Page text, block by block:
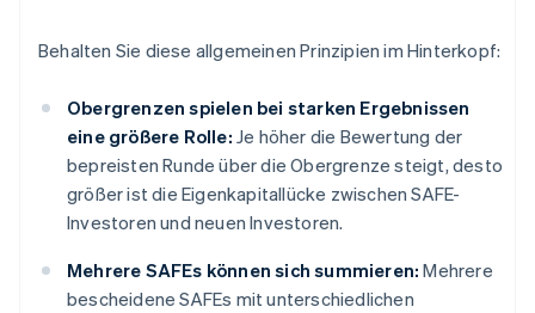
Behalten Sie diese allgemeinen Prinzipien im Hinterkopf:
Obergrenzen spielen bei starken Ergebnissen
eine größere Rolle: Je höher die Bewertung der
bepreisten Runde über die Obergrenze steigt, desto
größer ist die Eigenkapitallücke zwischen SAFE-
Investoren und neuen Investoren.
Mehrere SAFEs können sich summieren: Mehrere
bescheidene SAFEs mit unterschiedlichen